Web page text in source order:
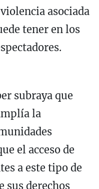
asociada
tener en los
subraya que
la
el acceso de
a este tipo de
sus derechos